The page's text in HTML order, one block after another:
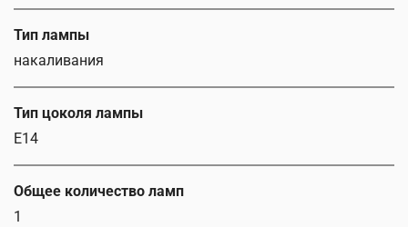
Тип лампы
накаливания
Тип цоколя лампы
E14
Общее количество ламп
1